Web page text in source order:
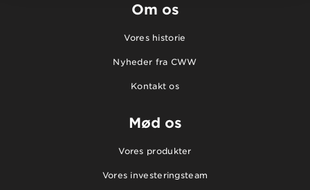
Om os
Vores historie
Nyheder fra CWW
Kontakt os
Mød os
Vores produkter
Vores investeringsteam